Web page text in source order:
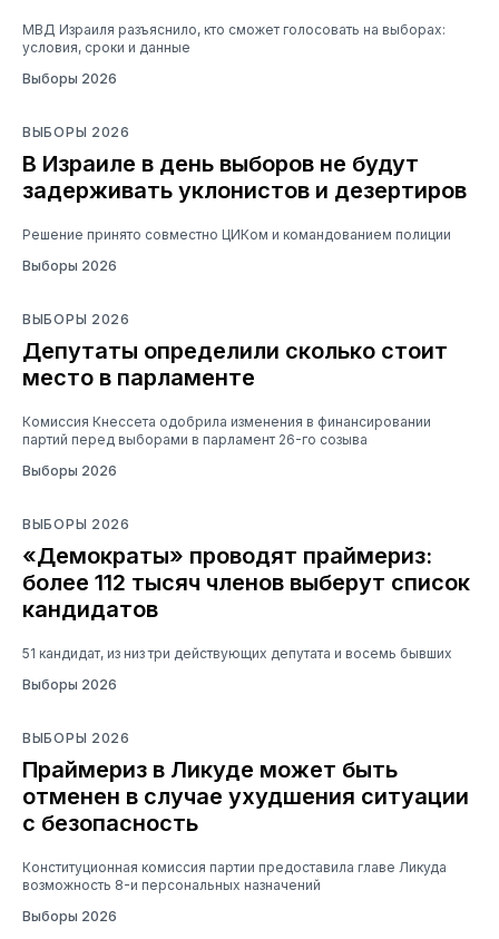
МВД Израиля разъяснило, кто сможет голосовать на выборах:
условия, сроки и данные
Выборы 2026
ВЫБОРЫ 2026
В Израиле в день выборов не будут
задерживать уклонистов и дезертиров
Решение принято совместно ЦИКом и командованием полиции
Выборы 2026
ВЫБОРЫ 2026
Депутаты определили сколько стоит
место в парламенте
Комиссия Кнессета одобрила изменения в финансировании
партий перед выборами в парламент 26-го созыва
Выборы 2026
ВЫБОРЫ 2026
«Демократы» проводят праймериз:
более 112 тысяч членов выберут список
кандидатов
51 кандидат, из низ три действующих депутата и восемь бывших
Выборы 2026
ВЫБОРЫ 2026
Праймериз в Ликуде может быть
отменен в случае ухудшения ситуации
с безопасность
Конституционная комиссия партии предоставила главе Ликуда
возможность 8-и персональных назначений
Выборы 2026